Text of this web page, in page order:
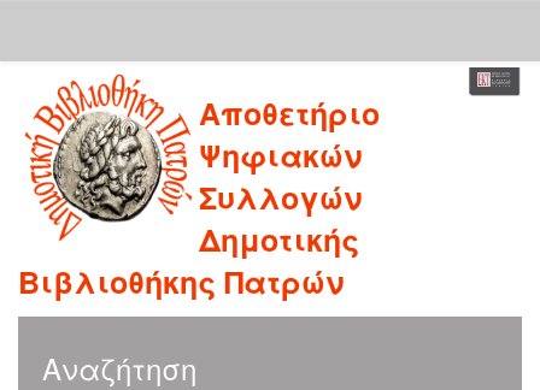
navigation
Αποθετήριο
Ψηφιακών
Συλλογών
Δημοτικής
Βιβλιοθήκης Πατρών
Αναζήτηση